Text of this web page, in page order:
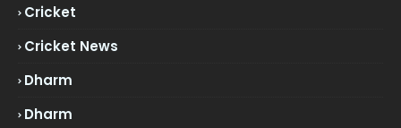
Cricket
Cricket News
Dharm
Dharm